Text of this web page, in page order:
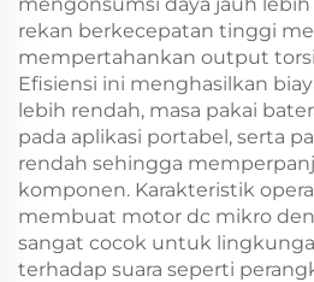
rekan berkecepatan tinggi
mempertahankan output
Efisiensi ini menghasilkan
lebih rendah, masa pakai
pada aplikasi portabel, serta
rendah sehingga
komponen. Karakteristik
membuat motor dc mikro
sangat cocok untuk
terhadap suara seperti